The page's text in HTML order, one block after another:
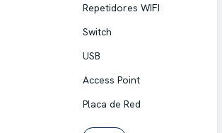
Repetidores WIFI
Switch
USB
Access Point
Placa de Red